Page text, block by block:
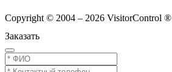
Copyright © 2004 – 2026 VisitorControl ®
Заказать